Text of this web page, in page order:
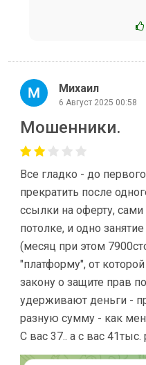
Михаил
6 Август 2025 00:58
Мошенники.
Все гладко - до
прекратить после
ссылки на оферту,
потолке, и одно
(месяц при этом
"платформу", от
закону о защите прав
удерживают деньги -
разную сумму - как
С вас 37.. а с вас 41тыс.